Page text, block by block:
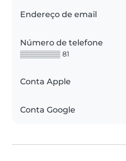
Endereço de email
Número de telefone
▒▒▒▒▒▒▒▒ 81
Conta Apple
Conta Google